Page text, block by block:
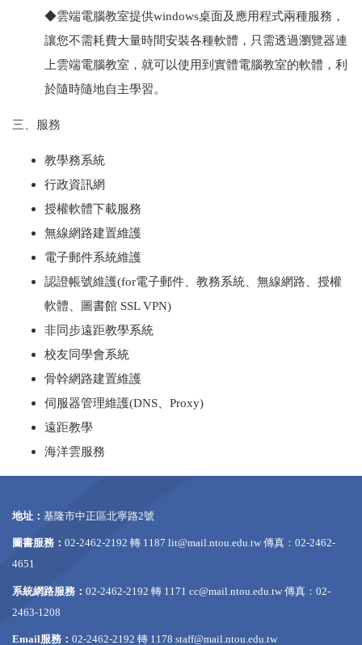
◆雲端電腦教室提供windows桌面及應用程式兩種服務，
讓您不需耗費大量時間安裝各種軟體，只需透過瀏覽器連
上雲端電腦教室，就可以使用到實體電腦教室的軟體，利
於隨時隨地自主學習。
三、服務
教學務系統
行政資訊網
授權軟體下載服務
無線網路建置維護
電子郵件系統維護
認證帳號維護(for電子郵件、教務系統、無線網路、授權
軟體、圖書館 SSL VPN)
非同步遠距教學系統
校友同學會系統
骨幹網路建置維護
伺服器管理維護(DNS、Proxy)
遠距教學
海洋雲服務
地址： 基隆市中正區北寧路2號
圖書服務： 02-2462-2192 轉 1187 lit@mail.ntou.edu.tw 傳真：02-2462-
4651
系統網路服務： 02-2462-2192 轉 1171 cc@mail.ntou.edu.tw 傳真：02-
2463-1208
Email服務： 02-2462-2192 轉 1178 staff@mail.ntou.edu.tw